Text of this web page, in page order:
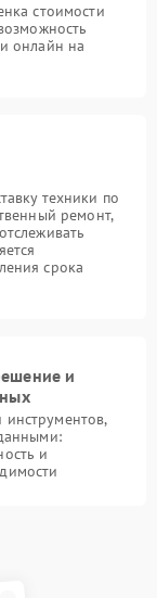
стоимости
онлайн на
техники по
ремонт,
срока
и
и